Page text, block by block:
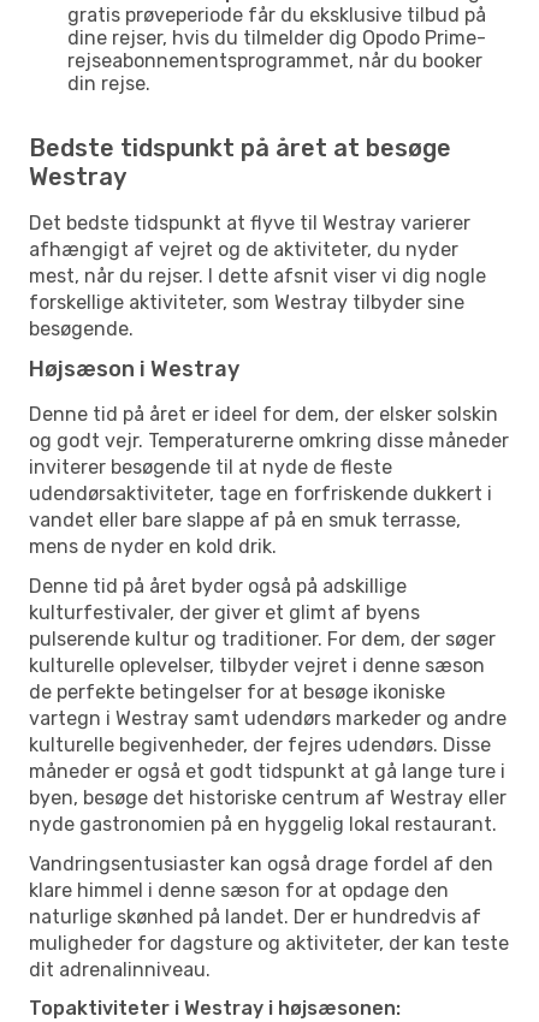
gratis prøveperiode får du eksklusive tilbud på
dine rejser, hvis du tilmelder dig Opodo Prime-
rejseabonnementsprogrammet, når du booker
din rejse.
Bedste tidspunkt på året at besøge
Westray
Det bedste tidspunkt at flyve til Westray varierer
afhængigt af vejret og de aktiviteter, du nyder
mest, når du rejser. I dette afsnit viser vi dig nogle
forskellige aktiviteter, som Westray tilbyder sine
besøgende.
Højsæson i Westray
Denne tid på året er ideel for dem, der elsker solskin
og godt vejr. Temperaturerne omkring disse måneder
inviterer besøgende til at nyde de fleste
udendørsaktiviteter, tage en forfriskende dukkert i
vandet eller bare slappe af på en smuk terrasse,
mens de nyder en kold drik.
Denne tid på året byder også på adskillige
kulturfestivaler, der giver et glimt af byens
pulserende kultur og traditioner. For dem, der søger
kulturelle oplevelser, tilbyder vejret i denne sæson
de perfekte betingelser for at besøge ikoniske
vartegn i Westray samt udendørs markeder og andre
kulturelle begivenheder, der fejres udendørs. Disse
måneder er også et godt tidspunkt at gå lange ture i
byen, besøge det historiske centrum af Westray eller
nyde gastronomien på en hyggelig lokal restaurant.
Vandringsentusiaster kan også drage fordel af den
klare himmel i denne sæson for at opdage den
naturlige skønhed på landet. Der er hundredvis af
muligheder for dagsture og aktiviteter, der kan teste
dit adrenalinniveau.
Topaktiviteter i Westray i højsæsonen: